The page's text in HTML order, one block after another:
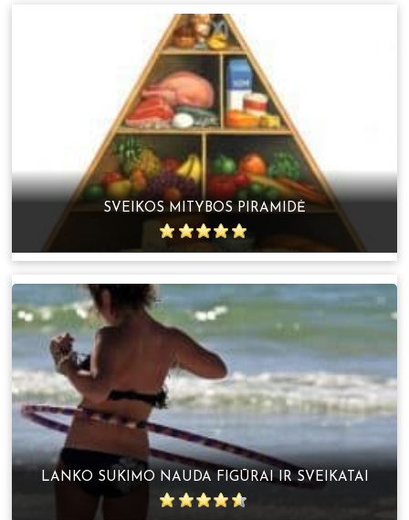
SVEIKOS MITYBOS PIRAMIDĖ
LANKO SUKIMO NAUDA FIGŪRAI IR SVEIKATAI